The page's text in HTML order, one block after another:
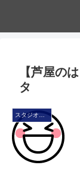
【芦屋の
タ
スタジオ・ブログ